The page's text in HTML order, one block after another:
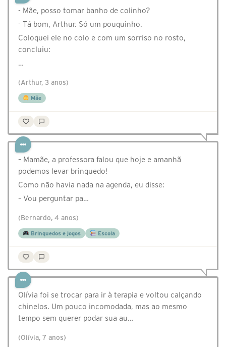
- Mãe, posso tomar banho de colinho?
- Tá bom, Arthur. Só um pouquinho.
Coloquei ele no colo e com um sorriso no rosto,
concluiu:
…
(Arthur, 3 anos)
Mãe
– Mamãe, a professora falou que hoje e amanhã
podemos levar brinquedo!
Como não havia nada na agenda, eu disse:
– Vou perguntar pa…
(Bernardo, 4 anos)
Brinquedos e jogos Escola
Olívia foi se trocar para ir à terapia e voltou calçando
chinelos. Um pouco incomodada, mas ao mesmo
tempo sem querer podar sua au…
(Olívia, 7 anos)